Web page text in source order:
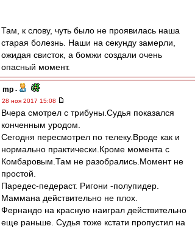
Там, к слову, чуть было не проявилась наша
старая болезнь. Наши на секунду замерли,
ожидая свисток, а бомжи создали очень
опасный момент.
mp -
28 ноя 2017 15:08
Вчера смотрел с трибуны.Судья показался
конченным уродом.
Сегодня пересмотрел по телеку.Вроде как и
нормально практически.Кроме момента с
Комбаровым.Там не разобрались.Момент не
простой.
Паредес-педераст. Ригони -полупидер.
Маммана действительно не плох.
Фернандо на красную наиграл действительно
еще раньше. Судья тоже кстати пропустил на